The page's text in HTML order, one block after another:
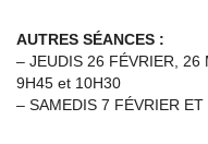
AUTRES SÉANCES :
– JEUDIS 26 FÉVRIER, 26
9H45 et 10H30
– SAMEDIS 7 FÉVRIER